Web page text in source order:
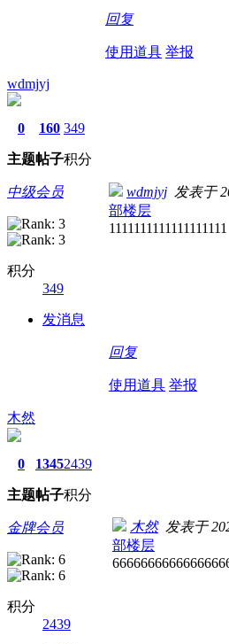
回复
使用道具 举报
wdmjyj
0
主题
160
帖子
349
积分
中级会员
积分
349
发消息
wdmjyj 发表于
部楼层
1111111111111111111
回复
使用道具 举报
木然
0
主题
1345
帖子
2439
积分
金牌会员
积分
2439
木然发表于
部楼层